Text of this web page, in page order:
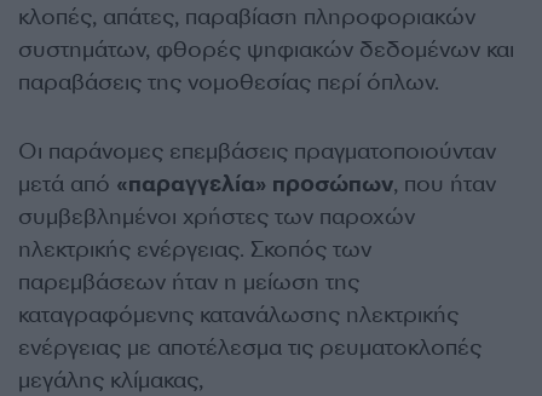
κλοπές, απάτες, παραβίαση πληροφοριακών
συστημάτων, φθορές ψηφιακών δεδομένων και
παραβάσεις της νομοθεσίας περί όπλων.
Οι παράνομες επεμβάσεις πραγματοποιούνταν
μετά από «παραγγελία» προσώπων, που ήταν
συμβεβλημένοι χρήστες των παροχών
ηλεκτρικής ενέργειας. Σκοπός των
παρεμβάσεων ήταν η μείωση της
καταγραφόμενης κατανάλωσης ηλεκτρικής
ενέργειας με αποτέλεσμα τις ρευματοκλοπές
μεγάλης κλίμακας,